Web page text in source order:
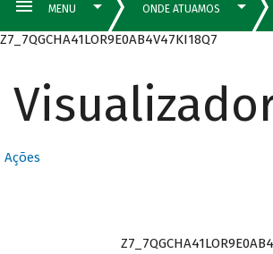
Z7_7QGCHA41LOR9E0AB4V47KI18Q7
Ações